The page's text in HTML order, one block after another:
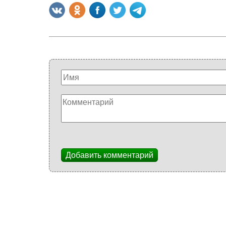
Добавить комментарий